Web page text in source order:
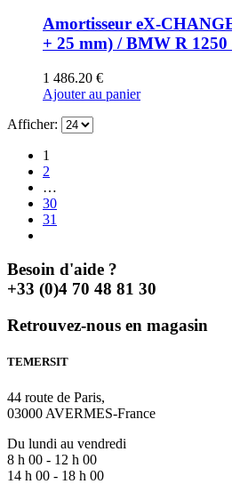
Amortisseur eX-
+ 25 mm) / BMW R 1250
1 486.20 €
Ajouter au panier
Afficher:
1
2
…
30
31
Besoin d'aide ?
+33 (0)4 70 48 81 30
Retrouvez-nous en magasin
TEMERSIT
44 route de Paris,
03000 AVERMES-France
Du lundi au vendredi
8 h 00 - 12 h 00
14 h 00 - 18 h 00